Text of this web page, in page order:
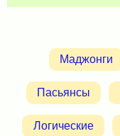
Маджонги
Пасьянсы
Логические